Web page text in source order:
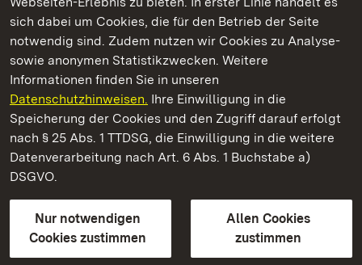
sich dabei um Cookies, die für den Betrieb der Seite
notwendig sind. Zudem nutzen wir Cookies zu Analyse-
sowie anonymen Statistikzwecken. Weitere
Informationen finden Sie in unseren
Datenschutzhinweisen. Ihre Einwilligung in die
Speicherung der Cookies und den Zugriff darauf erfolgt
nach § 25 Abs. 1 TTDSG, die Einwilligung in die weitere
Datenverarbeitung nach Art. 6 Abs. 1 Buchstabe a)
DSGVO.
Nur notwendigen
Cookies zustimmen
Allen Cookies
zustimmen
Kommen. Staunen. Genießen.
Barockschloss Mannheim
Staatliche Schlösser und Gärten Baden-Württemberg
Kontakt
GebärdenspracheLeichte Sprache
Erklärung zur Barrierefreiheit
BITV-konform (geprüfte Seiten)